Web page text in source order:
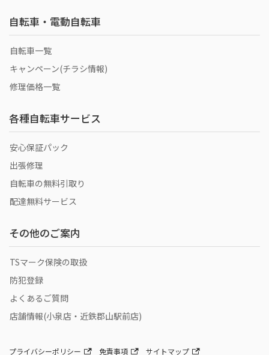
自転車・電動自転車
自転車一覧
キャンペーン(チラシ情報)
修理価格一覧
各種自転車サービス
安心保証パック
出張修理
自転車の無料引取り
配達無料サービス
その他のご案内
TSマーク保険の取扱
防犯登録
よくあるご質問
店舗情報(小泉店・近鉄郡山駅前店)
プライバシーポリシー 免責事項 サイトマップ